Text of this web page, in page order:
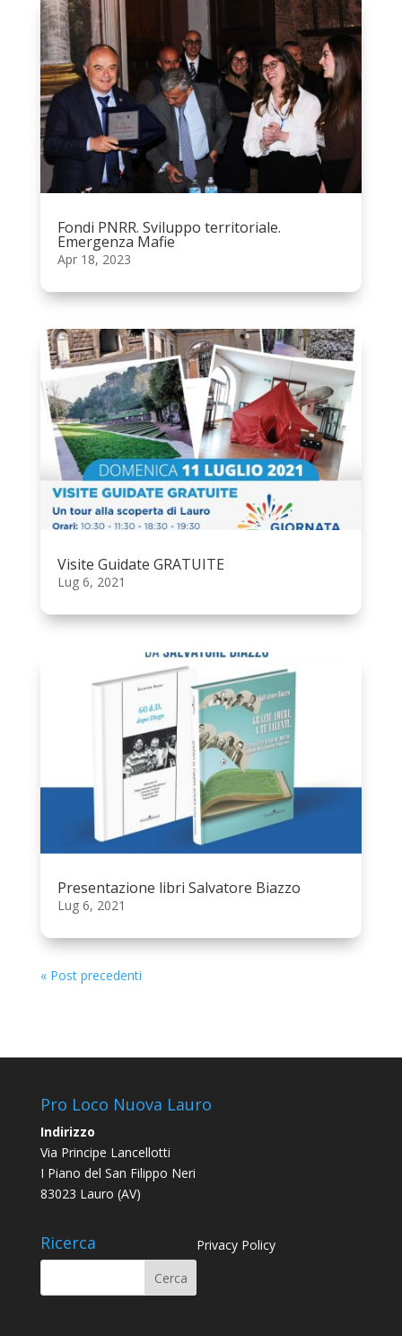
Fondi PNRR. Sviluppo territoriale.
Emergenza Mafie
Apr 18, 2023
Visite Guidate GRATUITE
Lug 6, 2021
Presentazione libri Salvatore Biazzo
Lug 6, 2021
« Post precedenti
Pro Loco Nuova Lauro
Indirizzo
Via Principe Lancellotti
I Piano del San Filippo Neri
83023 Lauro (AV)
Ricerca Privacy Policy